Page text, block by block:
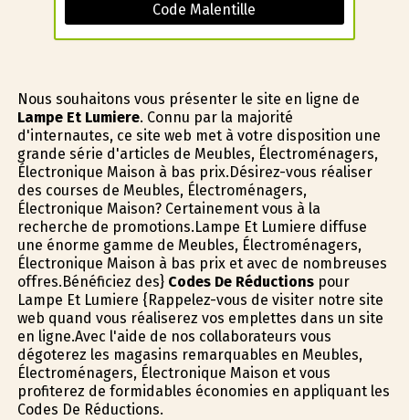
Code Malentille
Nous souhaitons vous présenter le site en ligne de
Lampe Et Lumiere. Connu par la majorité
d'internautes, ce site web met à votre disposition une
grande série d'articles de Meubles, Électroménagers,
Électronique Maison à bas prix.Désirez-vous réaliser
des courses de Meubles, Électroménagers,
Électronique Maison? Certainement vous à la
recherche de promotions.Lampe Et Lumiere diffuse
une énorme gamme de Meubles, Électroménagers,
Électronique Maison à bas prix et avec de nombreuses
offres.Bénéficiez des} Codes De Réductionspour
Lampe Et Lumiere {Rappelez-vous de visiter notre site
web quand vous réaliserez vos emplettes dans un site
en ligne.Avec l'aide de nos collaborateurs vous
dégoterez les magasins remarquables en Meubles,
Électroménagers, Électronique Maison et vous
profiterez de formidables économies en appliquant les
Codes De Réductions.